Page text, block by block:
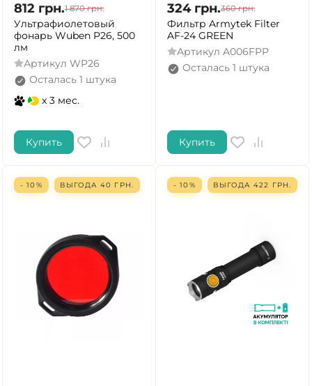
812 грн.1 870 грн.
Ультрафиолетовый
фонарь Wuben P26, 500
лм
Артикул WP26
Осталась 1 штука
x 3 мес.
Купить
324 грн.360 грн.
Фильтр Armytek Filter
AF-24 GREEN
Артикул A006FPP
Осталась 1 штука
Купить
- 10% ВЫГОДА 40 ГРН. - 10% ВЫГОДА 422 ГРН.
ДА НЕТ